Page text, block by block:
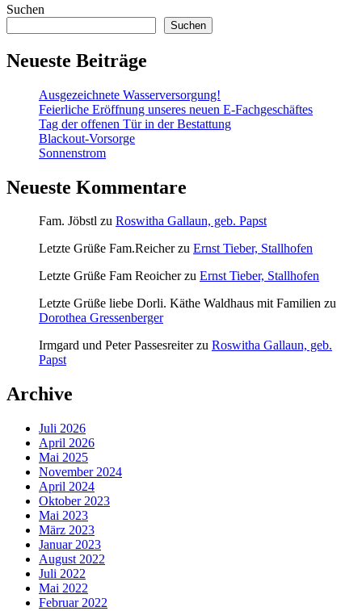
Suchen
Suchen
Neueste Beiträge
Ausgezeichnete Wasserversorgung!
Feierliche Eröffnung unseres neuen E-Fachgeschäftes
Tag der offenen Tür in der Bestattung
Blackout-Vorsorge
Sonnenstrom
Neueste Kommentare
Fam. Jöbstl zu Roswitha Gallaun, geb. Papst
Letzte Grüße Fam.Reicherzu Ernst Tieber, Stallhofen
Letzte Grüße Fam Reoicherzu Ernst Tieber, Stallhofen
Letzte Grüße liebe Dorli. Käthe Waldhaus mit Familien zu
Dorothea Gressenberger
Irmgard und Peter Passesreiterzu Roswitha Gallaun, geb.
Papst
Archive
Juli 2026
April 2026
Mai 2025
November 2024
April 2024
Oktober 2023
Mai 2023
März 2023
Januar 2023
August 2022
Juli 2022
Mai 2022
Februar 2022